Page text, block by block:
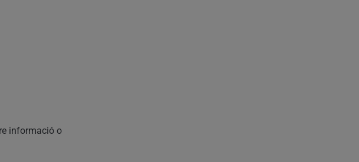
informació o